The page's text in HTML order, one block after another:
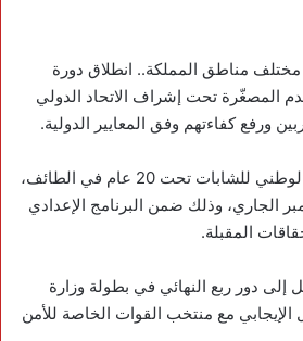
من مختلف مناطق المملكة.. انطلاق دورة
المصغّرة تحت إشراف الاتحاد الدولي
‏انطلاق معسكر المنتخب الوطني للشابات تحت 20 عام في الطائف،
حتى 23 نوفمبر الجاري، وذلك ضمن البرنامج الإعدادي
المقبلة.
منتخب ‎حرس الحدود يتأهل إلى دور ربع النهائي في ‎بطولة وزارة
بعد التعادل الإيجابي مع منتخب القوات الخاصة للأمن